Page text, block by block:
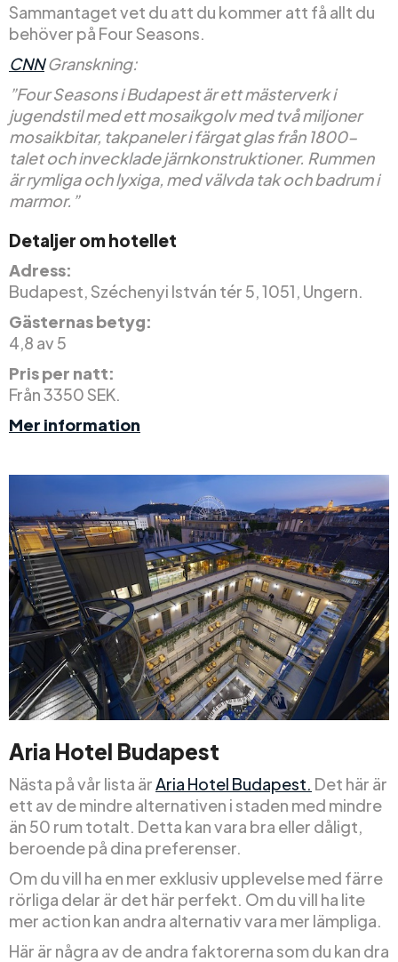
Sammantaget vet du att du kommer att få allt du
behöver på Four Seasons.
CNNGranskning:
”Four Seasons i Budapest är ett mästerverk i
jugendstil med ett mosaikgolv med två miljoner
mosaikbitar, takpaneler i färgat glas från 1800-
talet och invecklade järnkonstruktioner. Rummen
är rymliga och lyxiga, med välvda tak och badrum i
marmor.”
Detaljer om hotellet
Adress:
Budapest, Széchenyi István tér 5, 1051, Ungern.
Gästernas betyg:
4,8 av 5
Pris per natt:
Från 3350 SEK.
Mer information
Aria Hotel Budapest
Nästa på vår lista ärAria Hotel Budapest. Det här är
ett av de mindre alternativen i staden med mindre
än 50 rum totalt. Detta kan vara bra eller dåligt,
beroende på dina preferenser.
Om du vill ha en mer exklusiv upplevelse med färre
rörliga delar är det här perfekt. Om du vill ha lite
mer action kan andra alternativ vara mer lämpliga.
Här är några av de andra faktorerna som du kan dra